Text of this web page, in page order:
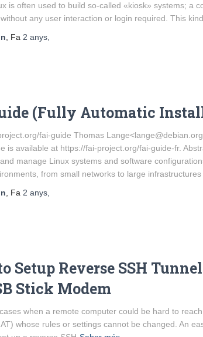
is often used to build so-called «kiosk» systems; a
any user interaction or login required. This
, Fa 2 anys
(Fully Automatic
fai-guide Thomas
is available at https://fai-project.org/fai-guide-fr.
manage Linux systems and software
from small networks to large infrastructures
, Fa 2 anys
Setup Reverse SSH
Stick Modem
when a remote computer could be hard to
whose rules or settings cannot be changed. An